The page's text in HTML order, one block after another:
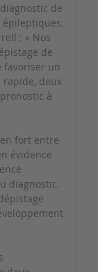
de
: « Nos
de
favoriser un
deux
à
fort entre
évidence
diagnostic.